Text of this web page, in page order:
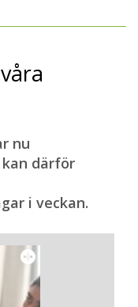
nu
därför
i veckan.